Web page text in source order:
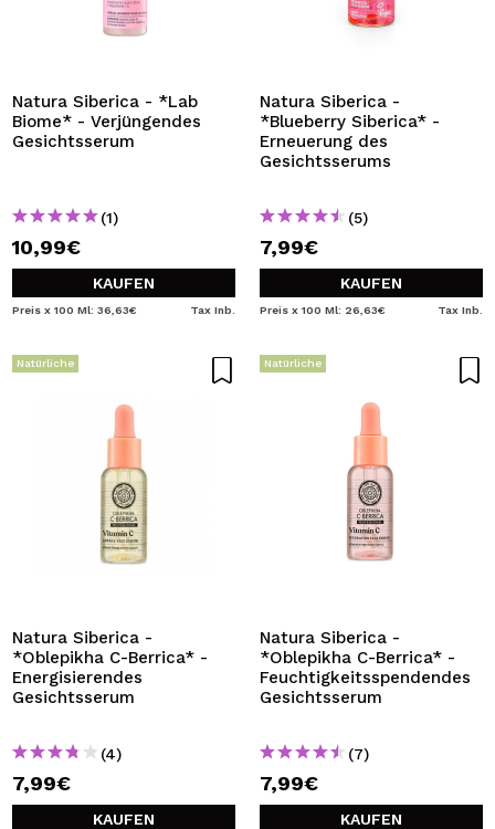
Natura Siberica - *Lab
Biome* - Verjüngendes
Gesichtsserum
(1)
10,99€
KAUFEN
Preis x 100 Ml: 36,63€ Tax Inb.
Natura Siberica -
*Blueberry Siberica* -
Erneuerung des
Gesichtsserums
(5)
7,99€
KAUFEN
Preis x 100 Ml: 26,63€ Tax Inb.
Natürliche
Natura Siberica -
*Oblepikha C-Berrica* -
Energisierendes
Gesichtsserum
(4)
7,99€
KAUFEN
Natürliche
Natura Siberica -
*Oblepikha C-Berrica* -
Feuchtigkeitsspendendes
Gesichtsserum
(7)
7,99€
KAUFEN